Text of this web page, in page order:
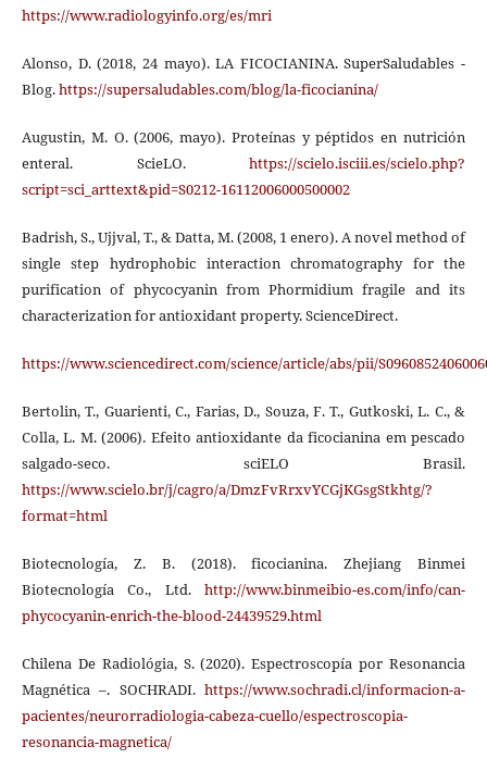
https://www.radiologyinfo.org/es/mri
Alonso, D. (2018, 24 mayo). LA FICOCIANINA. SuperSaludables -
Blog.https://supersaludables.com/blog/la-ficocianina/
Augustin, M. O. (2006, mayo). Proteínas y péptidos en nutrición
enteral. ScieLO.https://scielo.isciii.es/scielo.php?
script=sci_arttext&pid=S0212-16112006000500002
Badrish, S., Ujjval, T., & Datta, M. (2008, 1 enero). A novel method of
single step hydrophobic interaction chromatography for the
purification of phycocyanin from Phormidium fragile and its
characterization for antioxidant property. ScienceDirect.
https://www.sciencedirect.com/science/article/abs/pii/
Bertolin, T., Guarienti, C., Farias, D., Souza, F. T., Gutkoski, L. C., &
Colla, L. M. (2006). Efeito antioxidante da ficocianina em pescado
salgado-seco. sciELO Brasil.
https://www.scielo.br/j/cagro/a/DmzFvRrxvYCGjKGsgStkhtg/?
format=html
Biotecnología, Z. B. (2018). ficocianina. Zhejiang Binmei
Biotecnología Co., Ltd.http://www.binmeibio-es.com/info/can-
phycocyanin-enrich-the-blood-24439529.html
Chilena De Radiológia, S. (2020). Espectroscopía por Resonancia
Magnética –. SOCHRADI.https://www.sochradi.cl/informacion-a-
pacientes/neurorradiologia-cabeza-cuello/espectroscopia-
resonancia-magnetica/